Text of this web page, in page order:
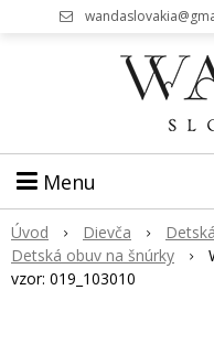
Menu
Úvod Dievča
Detská obuv na šnúrky
vzor: 019_103010